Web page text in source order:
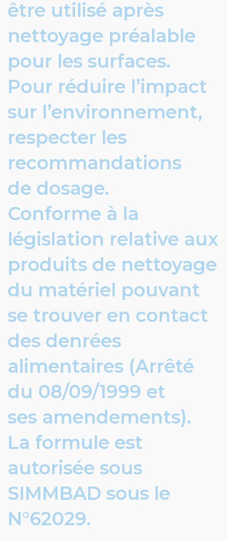
être utilisé après
nettoyage préalable
pour les surfaces.
Pour réduire l’impact
sur l’environnement,
respecter les
recommandations
de dosage.
Conforme à la
législation relative aux
produits de nettoyage
du matériel pouvant
se trouver en contact
des denrées
alimentaires (Arrêté
du 08/09/1999 et
ses amendements).
La formule est
autorisée sous
SIMMBAD sous le
N°62029.